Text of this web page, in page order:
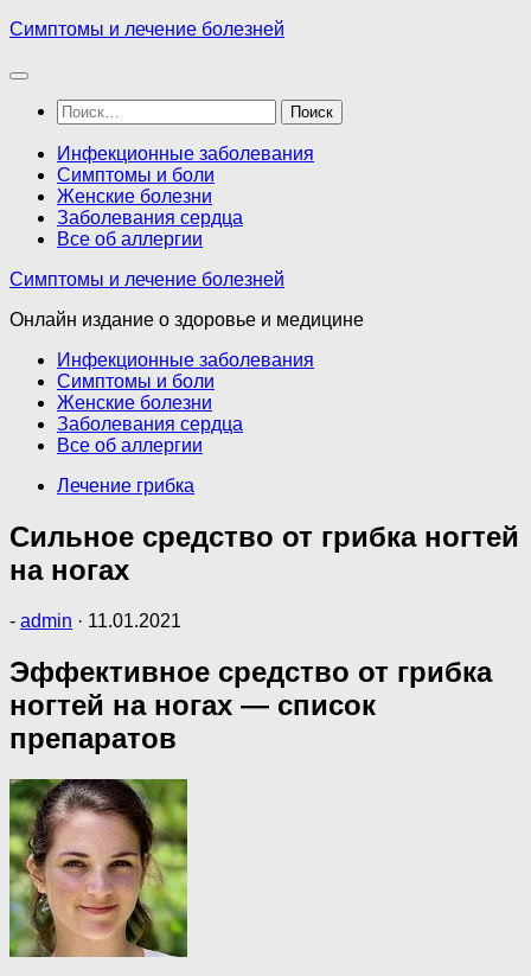
Перейти
содержимому
Симптомы и лечение болезней
Найти:
Инфекционные заболевания
Симптомы и боли
Женские болезни
Заболевания сердца
Все об аллергии
Симптомы и лечение болезней
Онлайн издание о здоровье и медицине
Инфекционные заболевания
Симптомы и боли
Женские болезни
Заболевания сердца
Все об аллергии
Лечение грибка
Сильное средство от грибка ногтей
на ногах
- admin · 11.01.2021
Эффективное средство от грибка
ногтей на ногах — список
препаратов